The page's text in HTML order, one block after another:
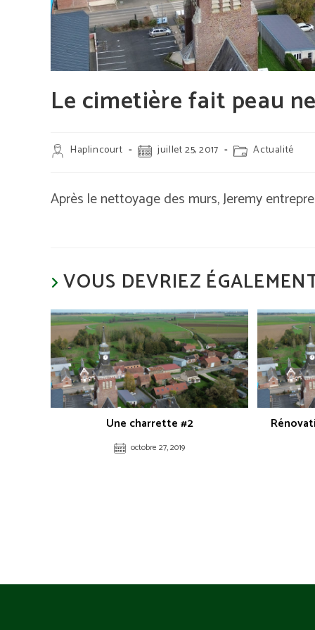
Le cimetière fait peau
Auteur/autrice
de
publication :
Haplincourt
Publication
publiée :
juillet 25, 2017
Post
category:
Actualité
Après le nettoyage des murs, Jeremy
VOUS DEVRIEZ
Une charrette #2
octobre 27, 2019